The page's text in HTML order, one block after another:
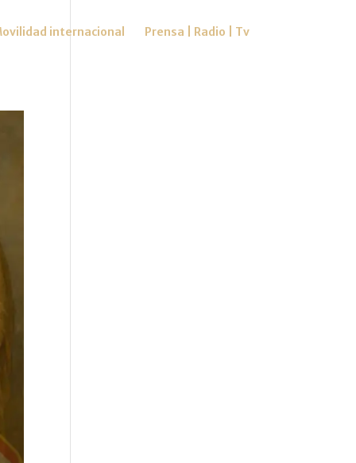
internacional Prensa | Radio | Tv